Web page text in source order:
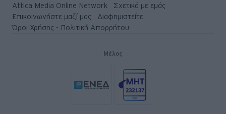
Attica Media Online Network
Επικοινωνήστε μαζί μας
Όροι Χρήσης - Πολιτική Απορρήτου
Attica Media Online Network
Σχετικά με εμάς
Επικοινωνήστε μαζί μας
Διαφημιστείτε
Όροι Χρήσης - Πολιτική Απορρήτου
Μέλος